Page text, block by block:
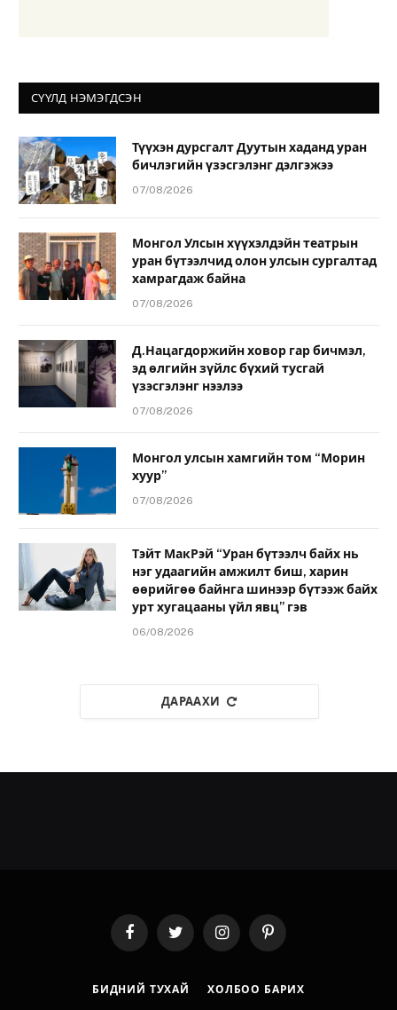
СҮҮЛД НЭМЭГДСЭН
Түүхэн дурсгалт Дуутын хаданд уран
бичлэгийн үзэсгэлэнг дэлгэжээ
07/08/2026
Монгол Улсын хүүхэлдэйн театрын
уран бүтээлчид олон улсын сургалтад
хамрагдаж байна
07/08/2026
Д.Нацагдоржийн ховор гар бичмэл,
эд өлгийн зүйлс бүхий тусгай
үзэсгэлэнг нээлээ
07/08/2026
Монгол улсын хамгийн том “Морин
хуур”
07/08/2026
Тэйт МакРэй “Уран бүтээлч байх нь
нэг удаагийн амжилт биш, харин
өөрийгөө байнга шинээр бүтээж байх
урт хугацааны үйл явц” гэв
06/08/2026
ДАРААХИ
FacebookTwitter InstagramPinterest
БИДНИЙ ТУХАЙ ХОЛБОО БАРИХ